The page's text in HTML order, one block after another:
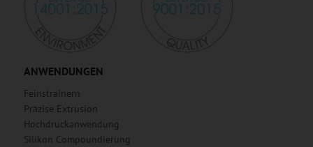
ANWENDUNGEN
Feinstrainern
Präzise Extrusion
Hochdruckanwendung
Silikon Compoundierung